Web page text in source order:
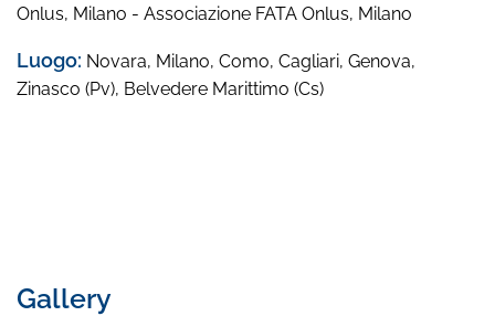
Onlus, Milano - Associazione FATA Onlus, Milano
Luogo: Novara, Milano, Como, Cagliari, Genova,
Zinasco (Pv), Belvedere Marittimo (Cs)
Gallery